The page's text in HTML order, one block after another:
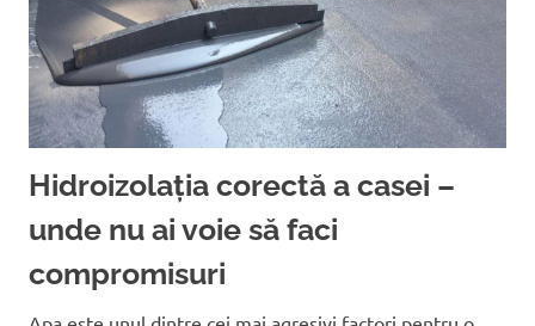
Hidroizolația corectă a casei –
unde nu ai voie să faci
compromisuri